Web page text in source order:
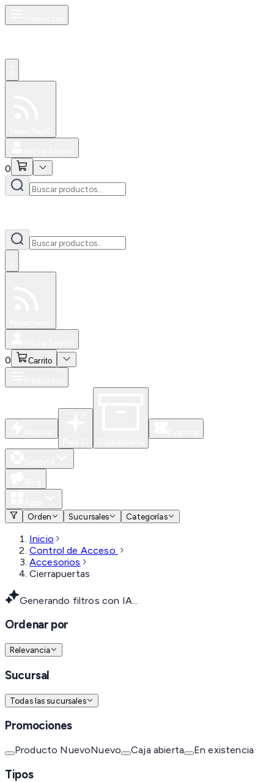
0
0 Carrito
Orden
Sucursales Categorías
Inicio
Control de Acceso
Accesorios
Cierrapuertas
Generando filtros con IA...
Ordenar por
Relevancia
Sucursal
Todas las sucursales
Promociones
Producto NuevoNuevo Caja abierta En existencia
Tipos